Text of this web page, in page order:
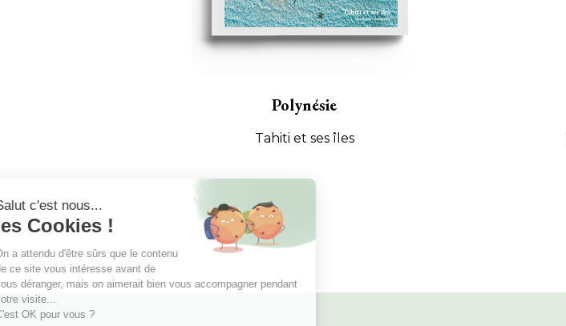
Polynésie
Tahiti et ses îles